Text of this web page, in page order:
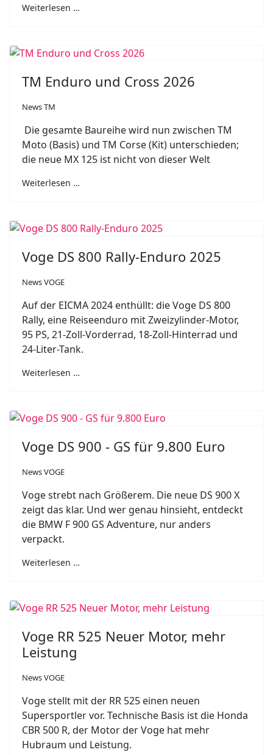
Weiterlesen …
TM Enduro und Cross 2026
News TM
Die gesamte Baureihe wird nun zwischen TM
Moto (Basis) und TM Corse (Kit) unterschieden;
die neue MX 125 ist nicht von dieser Welt
Weiterlesen …
Voge DS 800 Rally-Enduro 2025
News VOGE
Auf der EICMA 2024 enthüllt: die Voge DS 800
Rally, eine Reiseenduro mit Zweizylinder-Motor,
95 PS, 21-Zoll-Vorderrad, 18-Zoll-Hinterrad und
24-Liter-Tank.
Weiterlesen …
Voge DS 900 - GS für 9.800 Euro
News VOGE
Voge strebt nach Größerem. Die neue DS 900 X
zeigt das klar. Und wer genau hinsieht, entdeckt
die BMW F 900 GS Adventure, nur anders
verpackt.
Weiterlesen …
Voge RR 525 Neuer Motor, mehr
Leistung
News VOGE
Voge stellt mit der RR 525 einen neuen
Supersportler vor. Technische Basis ist die Honda
CBR 500 R, der Motor der Voge hat mehr
Hubraum und Leistung.